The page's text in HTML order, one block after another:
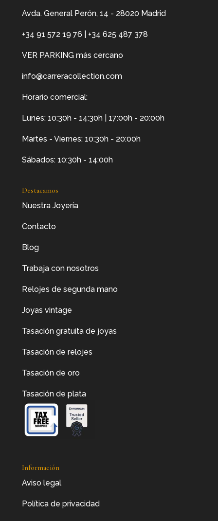
Avda. General Perón, 14 - 28020 Madrid
+34 91 572 19 76 +34 625 487 378
VER PARKING más cercano
info@carreracollection.com
Horario comercial:
Lunes: 10:30h - 14:30h | 17:00h - 20:00h
Martes - Viernes: 10:30h - 20:00h
Sábados: 10:30h - 14:00h
Destacamos
Nuestra Joyería
Contacto
Blog
Trabaja con nosotros
Relojes de segunda mano
Joyas vintage
Tasación gratuita de joyas
Tasación de relojes
Tasación de oro
Tasación de plata
Información
Aviso legal
Política de privacidad